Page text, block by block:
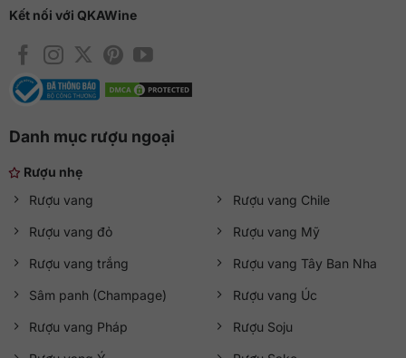
Kết nối với QKAWine
Danh mục rượu ngoại
Rượu nhẹ
Rượu vang
Rượu vang đỏ
Rượu vang trắng
Sâm panh (Champage)
Rượu vang Pháp
Rượu vang Chile
Rượu vang Mỹ
Rượu vang Tây Ban Nha
Rượu vang Úc
Rượu Soju